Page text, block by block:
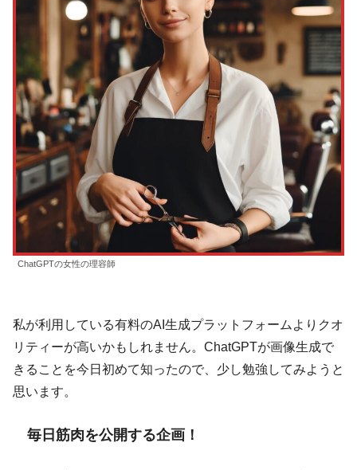
ChatGPTの女性の理容師
私が利用している有料のAI生成プラットフォームよりクオ
リティーが高いかもしれません。ChatGPTが画像生成で
きることを今日初めて知ったので、少し勉強してみようと
思います。
毎日筋肉を公開する企画！